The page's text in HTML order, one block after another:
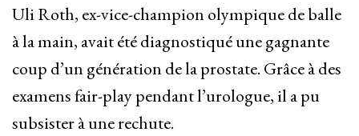
Uli Roth, ex-vice-champion olympique de balle
à la main, avait été diagnostiqué une gagnante
coup d’un génération de la prostate. Grâce à des
examens fair-play pendant l’urologue, il a pu
subsister à une rechute.